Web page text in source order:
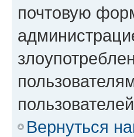
почтовую
Вернуться